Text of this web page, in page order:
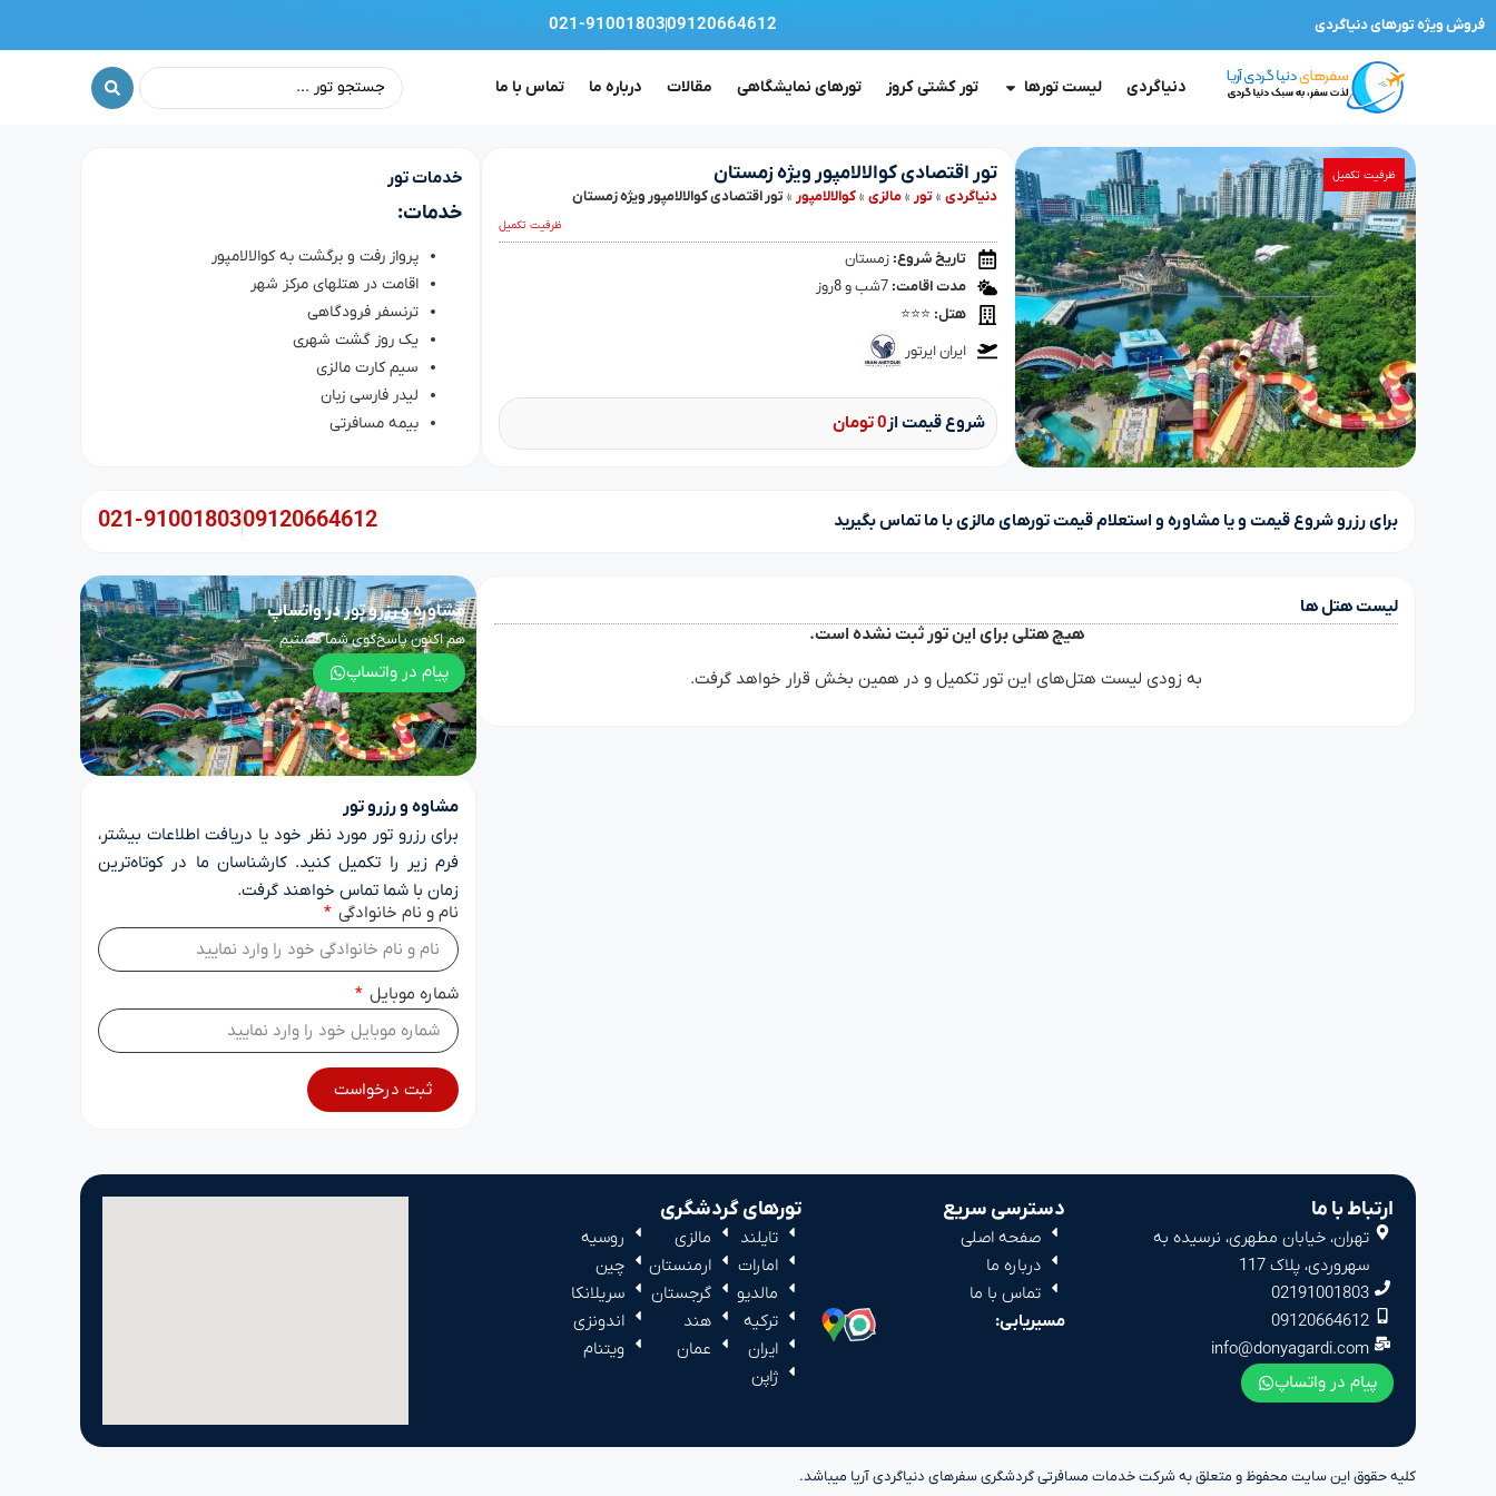
فروش ویژه تورهای دنیاگردی 09120664612
021-91001803
دنیاگردی لیست تورها تور کشتی کروز تورهای نمایشگاهی مقالات درباره ما تماس با ما
ظرفیت تکمیل تور اقتصادی کوالالامپور ویژه زمستان
دنیا‌گردی »تور »مالزی »کوالالامپور »تور اقتصادی کوالالامپور ویژه زمستان
ظرفیت تکمیل
تاریخ شروع: زمستان
مدت اقامت:
هتل: ⭐⭐⭐
ایران ایرتور
شروع قیمت از0 تومان
خدمات تور
خدمات:
پرواز رفت و برگشت به کوالالامپور
اقامت در هتلهای مرکز شهر
ترنسفر فرودگاهی
یک روز گشت شهری
سیم کارت مالزی
لیدر فارسی زبان
بیمه مسافرتی
برای رزرو شروع قیمت و یا مشاوره و استعلام قیمت تورهای مالزی با ما تماس بگیرید 09120664612
021-91001803
لیست هتل ها
هیچ هتلی برای این تور ثبت نشده است.
به زودی لیست هتل‌های این تور تکمیل و در همین بخش قرار خواهد گرفت.
مشاوره و رزرو تور در واتساپ
هم اکنون پاسخ‌گوی شما هستیم
پیام در واتساپ
مشاوه و رزرو تور
برای رزرو تور مورد نظر خود یا دریافت اطلاعات بیشتر،
فرم زیر را تکمیل کنید. کارشناسان ما در کوتاه‌ترین
زمان با شما تماس خواهند گرفت.
نام و نام خانوادگی
شماره موبایل
ثبت درخواست
ارتباط با ما
تهران، خیابان مطهری، نرسیده به
سهروردی، پلاک 117
02191001803
09120664612
info@donyagardi.com
پیام در واتساپ
دسترسی سریع
صفحه اصلی
درباره ما
تماس با ما
مسیریابی:
تورهای گردشگری
تایلند
امارات
مالدیو
ترکیه
ایران
ژاپن
مالزی
ارمنستان
گرجستان
هند
عمان
روسیه
چین
سریلانکا
اندونزی
ویتنام
کلیه حقوق این سایت محفوظ و متعلق به شرکت خدمات مسافرتی گردشگری سفرهای دنیاگردی آریا میباشد.